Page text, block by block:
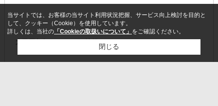
大田原中央クリニックの情報
当サイトでは、お客様の当サイト利用状況把握、サービス向上検討を目的と
して、クッキー（Cookie）を使用しています。
詳しくは、当社の 「Cookieの取扱いについて」 をご確認ください。
閉じる